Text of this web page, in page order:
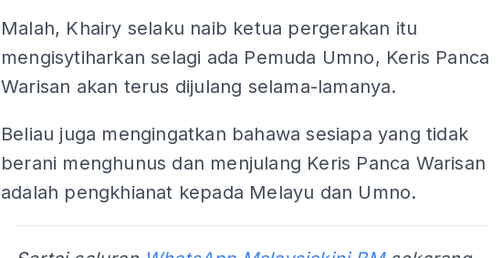
Malah, Khairy selaku naib ketua pergerakan itu
mengisytiharkan selagi ada Pemuda Umno, Keris Panca
Warisan akan terus dijulang selama-lamanya.
Beliau juga mengingatkan bahawa sesiapa yang tidak
berani menghunus dan menjulang Keris Panca Warisan
adalah pengkhianat kepada Melayu dan Umno.